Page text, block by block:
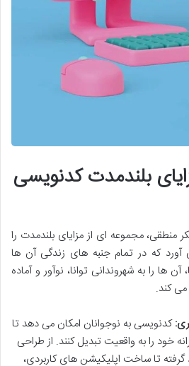
بلندمدت کدنویسی
منطقی، مجموعه ای از مزایای بلندمدت را
آورد که در تمام جنبه های زندگی آن ها
ها را به شهروندانی توانا، نوآور و آماده
کند.
کدنویسی به نوجوانان امکان می دهد تا
خود را به واقعیت تبدیل کنند. از طراحی
تا ساخت اپلیکیشن های کاربردی،